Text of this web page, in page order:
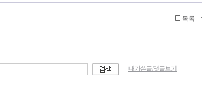
목록
내가쓴글/댓글보기